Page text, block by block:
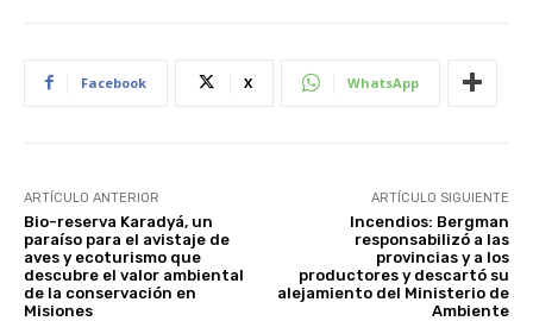
Facebook X WhatsApp
ARTÍCULO ANTERIOR
Bio-reserva Karadyá, un
paraíso para el avistaje de
aves y ecoturismo que
descubre el valor ambiental
de la conservación en
Misiones
ARTÍCULO SIGUIENTE
Incendios: Bergman
responsabilizó a las
provincias y a los
productores y descartó su
alejamiento del Ministerio de
Ambiente